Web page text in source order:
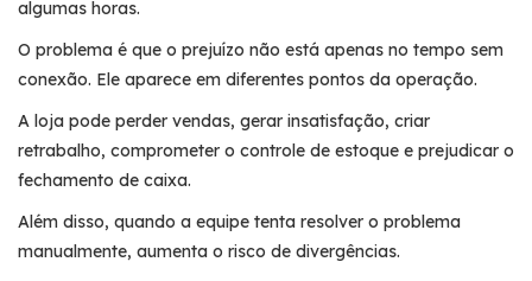
algumas horas.
O problema é que o prejuízo não está apenas no tempo sem
conexão. Ele aparece em diferentes pontos da operação.
A loja pode perder vendas, gerar insatisfação, criar
retrabalho, comprometer o controle de estoque e prejudicar o
fechamento de caixa.
Além disso, quando a equipe tenta resolver o problema
manualmente, aumenta o risco de divergências.